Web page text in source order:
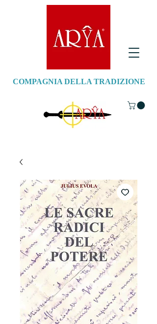
COMPAGNIA DELLA TRADIZIONE